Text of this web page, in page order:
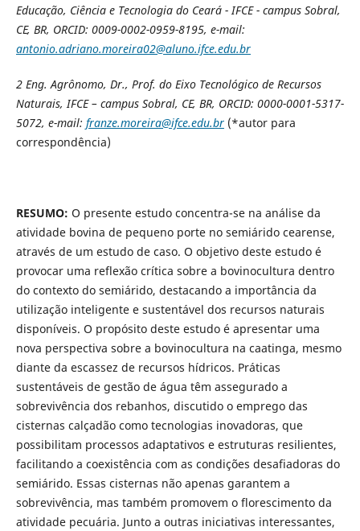
Educação, Ciência e Tecnologia do Ceará - IFCE - campus Sobral,
CE, BR, ORCID: 0009-0002-0959-8195, e-mail:
antonio.adriano.moreira02@aluno.ifce.edu.br
2Eng. Agrônomo, Dr., Prof. do Eixo Tecnológico de Recursos
Naturais, IFCE – campus Sobral, CE, BR, ORCID: 0000-0001-5317-
5072, e-mail: franze.moreira@ifce.edu.br(*autor para
correspondência)
RESUMO: O presente estudo concentra-se na análise da
atividade bovina de pequeno porte no semiárido cearense,
através de um estudo de caso. O objetivo deste estudo é
provocar uma reflexão crítica sobre a bovinocultura dentro
do contexto do semiárido, destacando a importância da
utilização inteligente e sustentável dos recursos naturais
disponíveis. O propósito deste estudo é apresentar uma
nova perspectiva sobre a bovinocultura na caatinga, mesmo
diante da escassez de recursos hídricos. Práticas
sustentáveis de gestão de água têm assegurado a
sobrevivência dos rebanhos, discutido o emprego das
cisternas calçadão como tecnologias inovadoras, que
possibilitam processos adaptativos e estruturas resilientes,
facilitando a coexistência com as condições desafiadoras do
semiárido. Essas cisternas não apenas garantem a
sobrevivência, mas também promovem o florescimento da
atividade pecuária. Junto a outras iniciativas interessantes,